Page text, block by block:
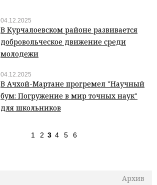
Архив
04.12.2025
В Курчалоевском районе развивается
добровольческое движение среди
молодежи
04.12.2025
В Ачхой-Мартане прогремел "Научный
бум: Погружение в мир точных наук"
для школьников
1 2 3 4 5 6